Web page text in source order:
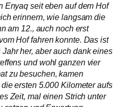
Enyaq seit eben auf dem Hof
erinnern, wie langsam die
am 12., auch noch erst
Hof fahren konnte. Das ist
her, aber auch dank eines
und wohl ganzen vier
zu besuchen, kamen
ersten 5.000 Kilometer aufs
Zeit, mal einen Strich unter